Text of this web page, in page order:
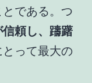
とである。つ
頼し、躊躇
って最大の